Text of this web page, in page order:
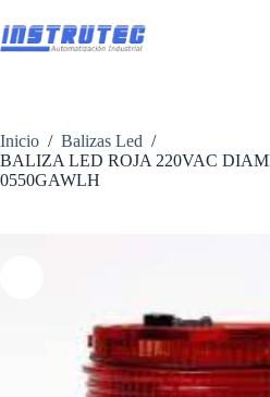
al
contenido
Inicio / Balizas Led /
BALIZA LED ROJA 220VAC
0550GAWLH